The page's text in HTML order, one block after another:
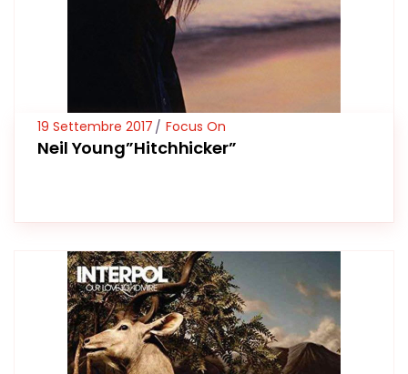
19 Settembre 2017 Focus On
Neil Young”Hitchhicker”